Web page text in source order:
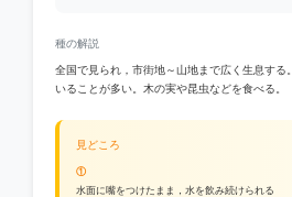
種の解説
全国で見られ，市街地～山地まで広く生息す
いることが多い。木の実や昆虫などを食べる。
見どころ
①
水面に嘴をつけたまま，水を飲み続けられる